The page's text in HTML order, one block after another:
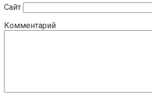
Сайт
Комментарий